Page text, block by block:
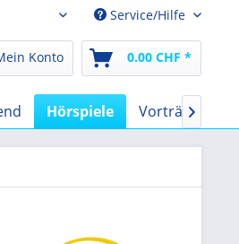
Audio-Book CHFService/Hilfe
Konto 0.00 CHF *
Hörspiele Vorträge
